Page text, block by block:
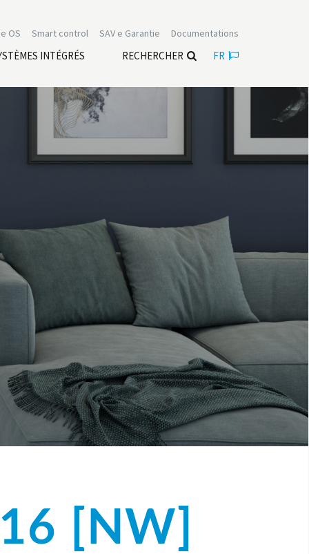
Documentations
SAV e Garantie
Smart control
OS
INTÉGRÉS RECHERCHER FR
[NW]